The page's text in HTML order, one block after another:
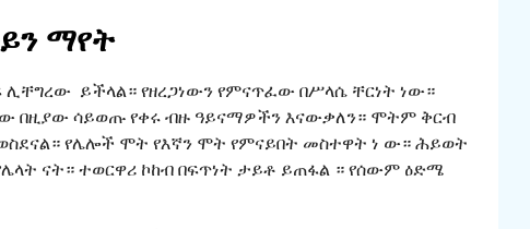
ማየት
ይችላል። የዘረጋነውን የምናጥፈው በሥላሴ ቸርነት ነው።
በዚያው ሳይወጡ የቀሩ ብዙ ዓይናማዎችን እናውቃለን። ሞትም ቅርብ
የሌሎች ሞት የእኛን ሞት የምናይበት መስተዋት ነ ው። ሕይወት
ናት። ተወርዋሪ ኮከብ በፍጥነት ታይቶ ይጠፋል ። የሰውም ዕድሜ